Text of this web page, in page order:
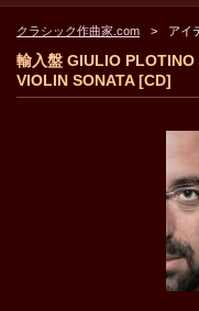
クラシック作曲家.com アイ
輸入盤 GIULIO
VIOLIN SONATA [CD]